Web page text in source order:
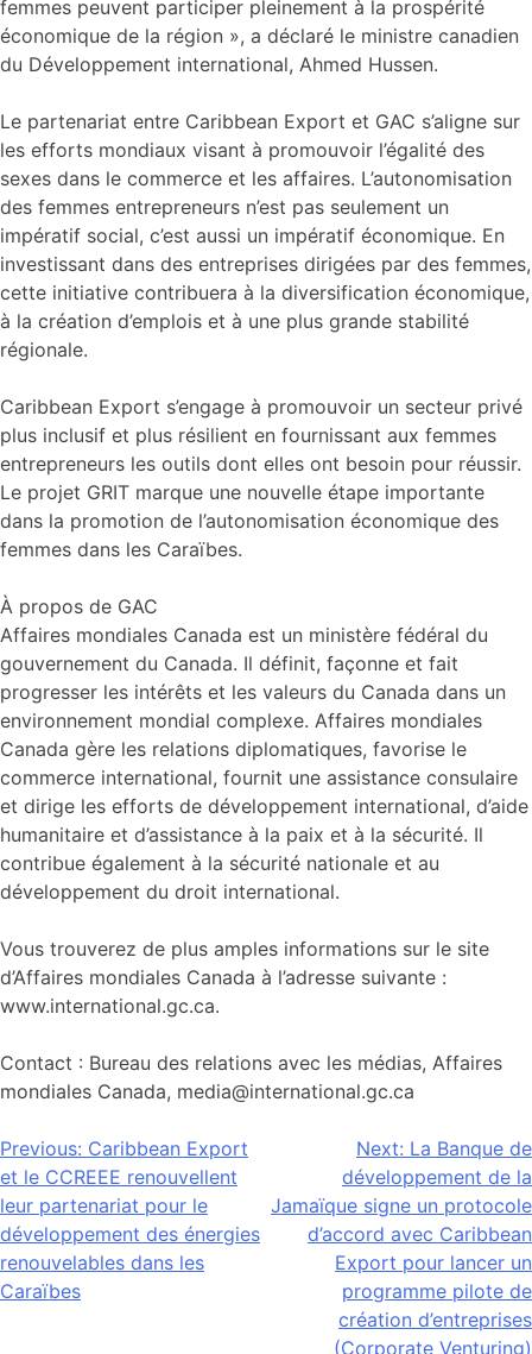
femmes peuvent participer pleinement à la prospérité
économique de la région », a déclaré le ministre canadien
du Développement international, Ahmed Hussen.
Le partenariat entre Caribbean Export et GAC s’aligne sur
les efforts mondiaux visant à promouvoir l’égalité des
sexes dans le commerce et les affaires. L’autonomisation
des femmes entrepreneurs n’est pas seulement un
impératif social, c’est aussi un impératif économique. En
investissant dans des entreprises dirigées par des femmes,
cette initiative contribuera à la diversification économique,
à la création d’emplois et à une plus grande stabilité
régionale.
Caribbean Export s’engage à promouvoir un secteur privé
plus inclusif et plus résilient en fournissant aux femmes
entrepreneurs les outils dont elles ont besoin pour réussir.
Le projet GRIT marque une nouvelle étape importante
dans la promotion de l’autonomisation économique des
femmes dans les Caraïbes.
À propos de GAC
Affaires mondiales Canada est un ministère fédéral du
gouvernement du Canada. Il définit, façonne et fait
progresser les intérêts et les valeurs du Canada dans un
environnement mondial complexe. Affaires mondiales
Canada gère les relations diplomatiques, favorise le
commerce international, fournit une assistance consulaire
et dirige les efforts de développement international, d’aide
humanitaire et d’assistance à la paix et à la sécurité. Il
contribue également à la sécurité nationale et au
développement du droit international.
Vous trouverez de plus amples informations sur le site
d’Affaires mondiales Canada à l’adresse suivante :
www.international.gc.ca.
Contact : Bureau des relations avec les médias, Affaires
mondiales Canada, media@international.gc.ca
Navigation
de
l’article
Previous: Caribbean Export
et le CCREEE renouvellent
leur partenariat pour le
développement des énergies
renouvelables dans les
Caraïbes
Next: La Banque de
développement de la
Jamaïque signe un protocole
d’accord avec Caribbean
Export pour lancer un
programme pilote de
création d’entreprises
(Corporate Venturing)